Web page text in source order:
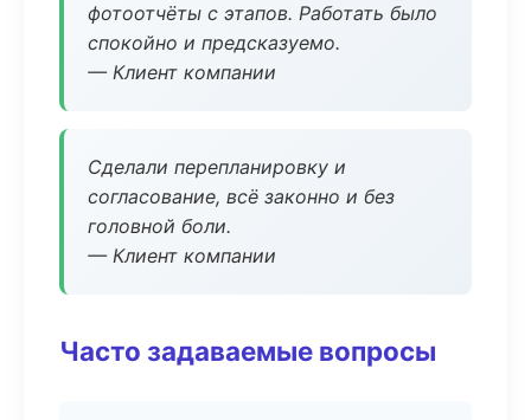
фотоотчёты с этапов. Работать было
спокойно и предсказуемо.
— Клиент компании
Сделали перепланировку и
согласование, всё законно и без
головной боли.
— Клиент компании
Часто задаваемые вопросы